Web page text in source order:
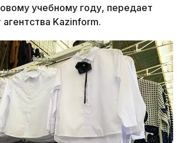
учебному году, передает
Kazinform.